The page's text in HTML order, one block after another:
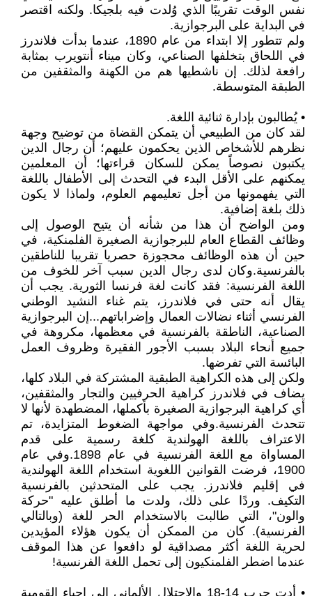
نفس الوقت تقريبًا الذي وُلدت فيه بلجيكا. ولكنه اقتصر
في البداية على البرجوازية.
ولم تتطور إلا ابتداء من عام 1890، عندما بدأت فلاندرز
في اللحاق بتخلفها الصناعي، وكان ميناء أنتويرب بمثابة
رافعة لذلك. إن ناشطيها هم من الكهنة والمثقفين من
الطبقة المتوسطة.
• يُطالبون بإدارة ثنائية اللغة.
لقد كان من الطبيعي أن يتمكن القضاة من توضيح وجهة
نظرهم للأشخاص الذين يحكمون عليهم؛ أن رجال الدين
يكتبون نصوصاً يمكن للسكان قراءتها؛ أن المعلمين
يمكنهم على الأقل البدء في التحدث إلى الأطفال باللغة
التي يفهمونها من أجل تعليمهم العلوم، ولماذا لا يكون
ذلك بلغة إضافية.
ومن الواضح أن هذا من شأنه أن يتيح الوصول إلى
وظائف القطاع العام للبرجوازية الصغيرة الفلمنكية، في
حين أن هذه الوظائف محجوزة حصريا تقريبا للناطقين
بالفرنسية.وكان لدى رجال الدين سبب آخر للخوف من
اللغة الفرنسية: فقد كانت لغة فرنسا الثورية. يجب أن
يقال أنه حتى في فلاندرز، يتم غناء النشيد الوطني
الفرنسي أثناء نضالات العمال وإضراباتهم...إن البرجوازية
الصناعية، الناطقة بالفرنسية في معظمها، مكروهة في
جميع أنحاء البلاد بسبب الأجور الفقيرة وظروف العمل
البائسة التي تفرضها.
ولكن إلى هذه الكراهية الطبقية المشتركة في البلاد كلها،
يضاف في فلاندرز كراهية الحرفيين والتجار والمثقفين،
أي كراهية البرجوازية الصغيرة بأكملها، المضطهدة لأنها لا
تتحدث الفرنسية.وفي مواجهة الضغوط المتزايدة، تم
الاعتراف باللغة الهولندية كلغة رسمية على قدم
المساواة مع اللغة الفرنسية في عام 1898.وفي عام
1900، فرضت القوانين اللغوية استخدام اللغة الهولندية
في إقليم فلاندرز. يجب على المتحدثين بالفرنسية
التكيف. وردًا على ذلك، ولدت ما أطلق عليه "حركة
والون"، التي طالبت بالاستخدام الحر للغة (وبالتالي
الفرنسية). كان من الممكن أن يكون هؤلاء المؤيدين
لحرية اللغة أكثر مصداقية لو دافعوا عن هذا الموقف
عندما اضطر الفلمنكيون إلى تحمل اللغة الفرنسية!
• أدت حرب 14-18 والاحتلال الألماني إلى إحياء القومية